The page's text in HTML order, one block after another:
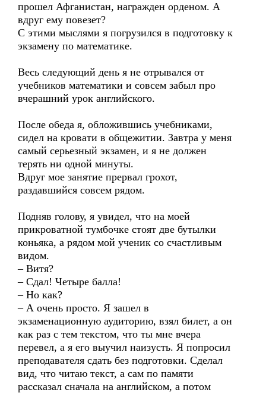
прошел Афганистан, награжден орденом. А
вдруг ему повезет?
С этими мыслями я погрузился в подготовку к
экзамену по математике.
Весь следующий день я не отрывался от
учебников математики и совсем забыл про
вчерашний урок английского.
После обеда я, обложившись учебниками,
сидел на кровати в общежитии. Завтра у меня
самый серьезный экзамен, и я не должен
терять ни одной минуты.
Вдруг мое занятие прервал грохот,
раздавшийся совсем рядом.
Подняв голову, я увидел, что на моей
прикроватной тумбочке стоят две бутылки
коньяка, а рядом мой ученик со счастливым
видом.
– Витя?
– Сдал! Четыре балла!
– Но как?
– А очень просто. Я зашел в
экзаменационную аудиторию, взял билет, а он
как раз с тем текстом, что ты мне вчера
перевел, а я его выучил наизусть. Я попросил
преподавателя сдать без подготовки. Сделал
вид, что читаю текст, а сам по памяти
рассказал сначала на английском, а потом